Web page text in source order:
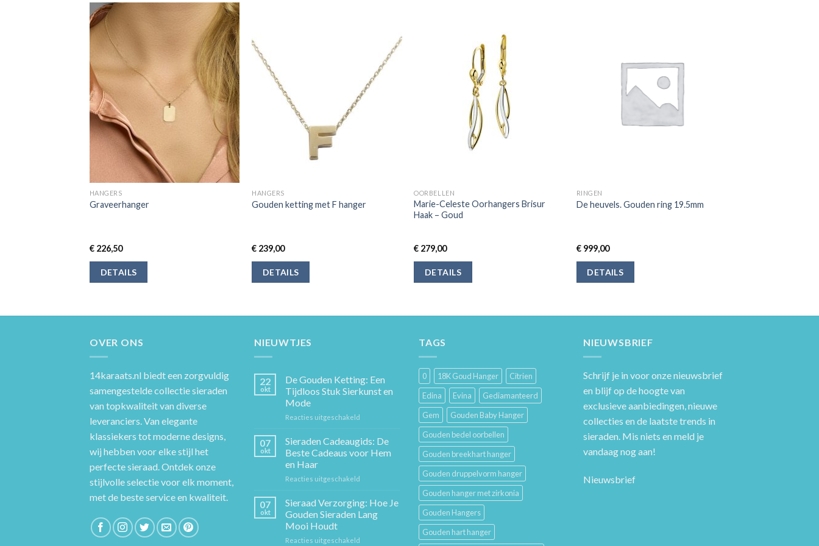
HANGERS
Graveerhanger
€226,50
DETAILS
HANGERS
Gouden ketting met F hanger
€ 239,00
DETAILS
OORBELLEN
Marie-Celeste Oorhangers Brisur
Haak – Goud
€ 279,00
DETAILS
RINGEN
De heuvels. Gouden ring 19.5mm
€999,00
DETAILS
OVER ONS
14karaats.nl biedt een zorgvuldig
samengestelde collectie sieraden
van topkwaliteit van diverse
leveranciers. Van elegante
klassiekers tot moderne designs,
wij hebben voor elke stijl het
perfecte sieraad. Ontdek onze
stijlvolle selectie voor elk moment,
met de beste service en kwaliteit.
NIEUWTJES
22
okt
De Gouden Ketting: Een
Tijdloos Stuk Sierkunst en
Mode
Reacties uitgeschakeld
Gouden
Een
Mode
07
okt
Sieraden Cadeaugids: De
Beste Cadeaus voor Hem
en Haar
Reacties uitgeschakeld
Cadeaugids:
De
Beste
07
okt
Sieraad Verzorging: Hoe Je
Gouden Sieraden Lang
Mooi Houdt
Reacties uitgeschakeld
TAGS
0 18K Goud Hanger
Citrien
Edina
Evina
Gediamanteerd
Gem
Gouden Baby Hanger
Gouden bedel oorbellen
Gouden breekhart hanger
Gouden druppelvorm hanger
Gouden hanger met zirkonia
Gouden Hangers
Gouden hart hanger
NIEUWSBRIEF
Schrijf je in voor onze nieuwsbrief
en blijf op de hoogte van
exclusieve aanbiedingen, nieuwe
collecties en de laatste trends in
sieraden. Mis niets en meld je
vandaag nog aan!
Nieuwsbrief